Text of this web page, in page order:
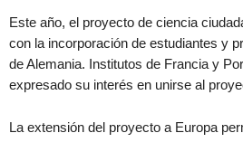
Este año, el proyecto de ciencia
con la incorporación de estudiantes y
de Alemania. Institutos de Francia y
expresado su interés en unirse al
La extensión del proyecto a Europa